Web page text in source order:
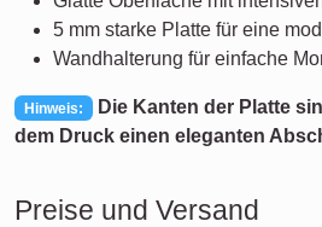
5 mm starke Platte für eine
Wandhalterung für einfache
Hinweis:
Die Kanten der Platte
dem Druck einen eleganten
Preise und Versand